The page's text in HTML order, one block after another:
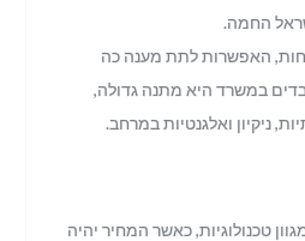
החמה.
האפשרות לתת מענה כה
במשרד היא מתנה גדולה,
ניקיון ואלגנטיות במרחב.
טכנולוגיות, כאשר המחיר יהיה